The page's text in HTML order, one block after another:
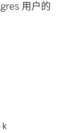
用户的